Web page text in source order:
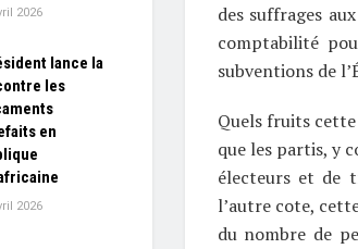
des suffrages
comptabilité
subventions de
Quels fruits
que les partis, y
électeurs et de
l’autre cote,
du nombre de
2026
lance la
les
en
2026